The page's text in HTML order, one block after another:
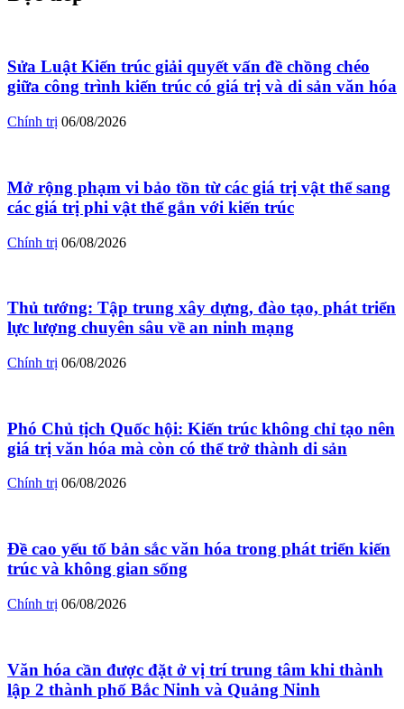
Sửa Luật Kiến trúc giải quyết vấn đề chồng chéo
giữa công trình kiến trúc có giá trị và di sản văn hóa
Chính trị 06/08/2026
Mở rộng phạm vi bảo tồn từ các giá trị vật thể sang
các giá trị phi vật thể gắn với kiến trúc
Chính trị 06/08/2026
Thủ tướng: Tập trung xây dựng, đào tạo, phát triển
lực lượng chuyên sâu về an ninh mạng
Chính trị 06/08/2026
Phó Chủ tịch Quốc hội: Kiến trúc không chỉ tạo nên
giá trị văn hóa mà còn có thể trở thành di sản
Chính trị 06/08/2026
Đề cao yếu tố bản sắc văn hóa trong phát triển kiến
trúc và không gian sống
Chính trị 06/08/2026
Văn hóa cần được đặt ở vị trí trung tâm khi thành
lập 2 thành phố Bắc Ninh và Quảng Ninh